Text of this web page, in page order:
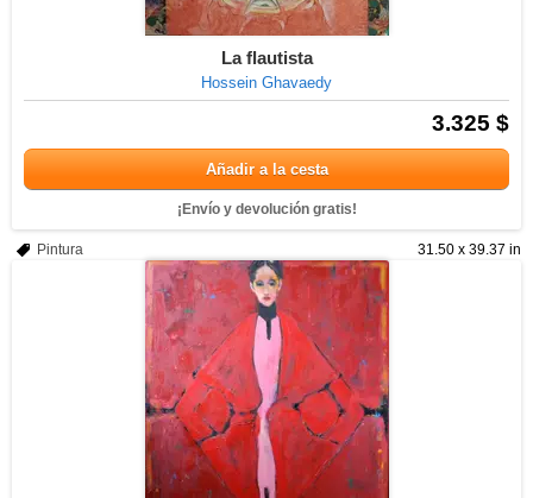
La flautista
Hossein Ghavaedy
3.325 $
Añadir a la cesta
¡Envío y devolución gratis!
31.50 x 39.37 in
Pintura